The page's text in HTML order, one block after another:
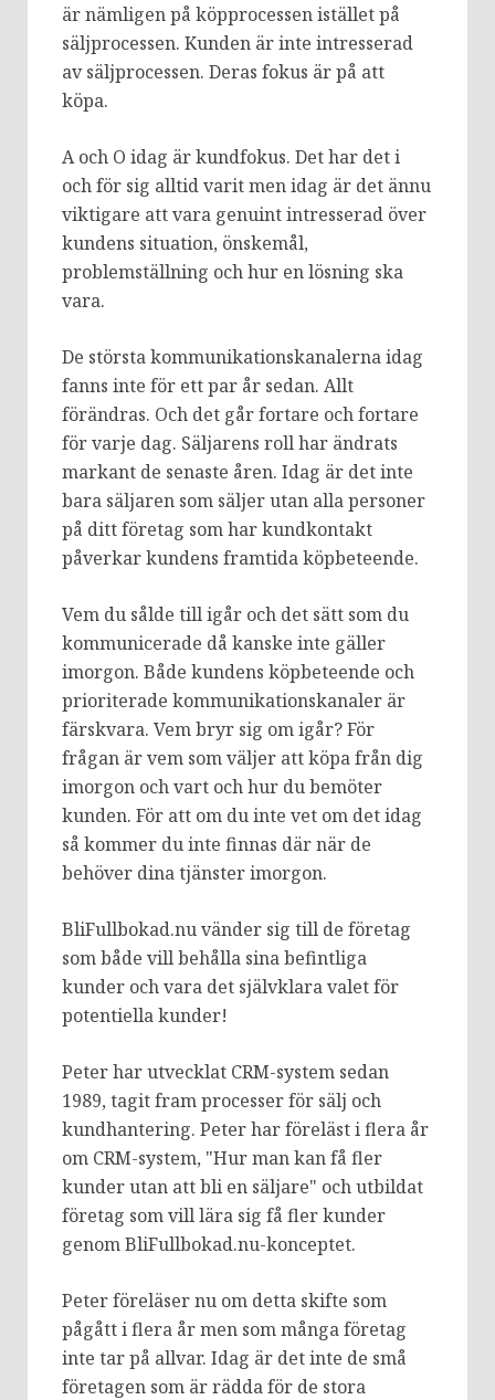
är nämligen på köpprocessen istället på
säljprocessen. Kunden är inte intresserad
av säljprocessen. Deras fokus är på att
köpa.
A och O idag är kundfokus. Det har det i
och för sig alltid varit men idag är det ännu
viktigare att vara genuint intresserad över
kundens situation, önskemål,
problemställning och hur en lösning ska
vara.
De största kommunikationskanalerna idag
fanns inte för ett par år sedan. Allt
förändras. Och det går fortare och fortare
för varje dag. Säljarens roll har ändrats
markant de senaste åren. Idag är det inte
bara säljaren som säljer utan alla personer
på ditt företag som har kundkontakt
påverkar kundens framtida köpbeteende.
Vem du sålde till igår och det sätt som du
kommunicerade då kanske inte gäller
imorgon. Både kundens köpbeteende och
prioriterade kommunikationskanaler är
färskvara. Vem bryr sig om igår? För
frågan är vem som väljer att köpa från dig
imorgon och vart och hur du bemöter
kunden. För att om du inte vet om det idag
så kommer du inte finnas där när de
behöver dina tjänster imorgon.
BliFullbokad.nu vänder sig till de företag
som både vill behålla sina befintliga
kunder och vara det självklara valet för
potentiella kunder!
Peter har utvecklat CRM-system sedan
1989, tagit fram processer för sälj och
kundhantering. Peter har föreläst i flera år
om CRM-system, "Hur man kan få fler
kunder utan att bli en säljare" och utbildat
företag som vill lära sig få fler kunder
genom BliFullbokad.nu-konceptet.
Peter föreläser nu om detta skifte som
pågått i flera år men som många företag
inte tar på allvar. Idag är det inte de små
företagen som är rädda för de stora